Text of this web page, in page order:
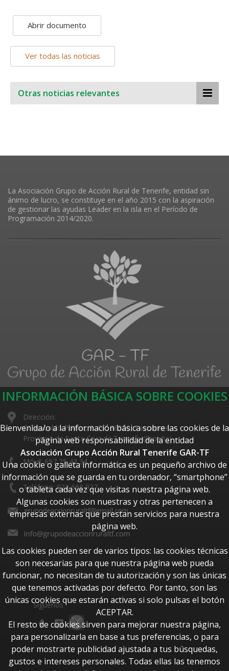
Abrir documento
Ver todas las noticias
Otras noticias relevantes
La Asociación Grupo de Acción Rural de Tenerife, entidad sin
ánimo de lucro, se constituye en el año 2015 con la aspiración
de gestionar las ayudas Leader en la isla en el Período de
Programación 2014/2020.
Dirección:
C/Teobaldo Power, 2. CP: 38350, Tacoronte,
Provincia de Santa Cruz de Tenerife (España)
Móvil: 697 25 43 34
Teléfono: 822 668 927
Síguenos
INFORMACIÓN BÁSICA SOBRE COOKIES
Bienvenida/o a la información básica sobre las cookies de la
página web responsabilidad de la entidad
Asociación Grupo Acción Rural Tenerife GAR-TF
Una cookie o galleta informática es un pequeño archivo de
información que se guarda en tu ordenador, “smartphone”
o tableta cada vez que visitas nuestra página web.
Algunas cookies son nuestras y otras pertenecen a
empresas externas que prestan servicios para nuestra
página web.
Las cookies pueden ser de varios tipos: las cookies técnicas
son necesarias para que nuestra página web pueda
funcionar, no necesitan de tu autorización y son las únicas
que tenemos activadas por defecto. Por tanto, son las
únicas cookies que estarán activas si solo pulsas el botón
ACEPTAR.
El resto de cookies sirven para mejorar nuestra página,
para personalizarla en base a tus preferencias, o para
poder mostrarte publicidad ajustada a tus búsquedas,
gustos e intereses personales. Todas ellas las tenemos